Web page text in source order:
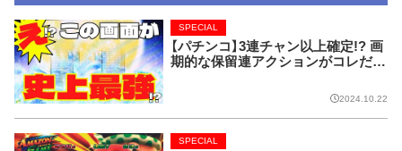
【パチンコ】3連チャン以上確定!? 画
期的な保留連アクションがコレだ!
SPECIAL
2024.10.22
SPECIAL